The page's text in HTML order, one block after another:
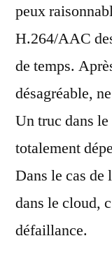
peux
H.264/AAC
de temps.
désagréable,
Un truc dans
totalement
Dans le cas de
dans le cloud,
défaillance.